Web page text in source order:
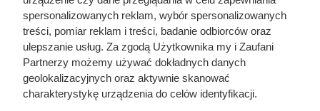
Polacy masowo rezygnują z kostki brukowej.
Teraz króluje to rozwiązanie
Jak chronić dom przed upałem i włamaniem?
Przewodnik po osłonach zewnętrznych i
spersonalizowanych reklam, wybór spersonalizowanych
treści, pomiar reklam i treści, badanie odbiorców oraz
ulepszanie usług. Za zgodą Użytkownika my i Zaufani
Partnerzy możemy używać dokładnych danych
geolokalizacyjnych oraz aktywnie skanować
charakterystykę urządzenia do celów identyfikacji.